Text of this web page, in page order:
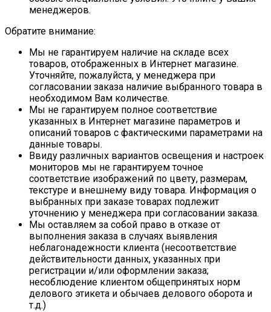
менеджеров.
Обратите внимание:
Мы не гарантируем наличие на складе всех
товаров, отображенных в Интернет магазине.
Уточняйте, пожалуйста, у менеджера при
согласовании заказа наличие выбранного товара в
необходимом Вам количестве.
Мы не гарантируем полное соответствие
указанных в Интернет магазине параметров и
описаний товаров с фактическими параметрами на
данные товары.
Ввиду различных вариантов освещения и настроек
мониторов мы не гарантируем точное
соответствие изображений по цвету, размерам,
текстуре и внешнему виду товара. Информация о
выбранных при заказе товарах подлежит
уточнению у менеджера при согласовании заказа.
Мы оставляем за собой право в отказе от
выполнения заказа в случаях выявления
неблагонадежности клиента (несоответствие
действительности данных, указанных при
регистрации и/или оформлении заказа;
несоблюдение клиентом общепринятых норм
делового этикета и обычаев делового оборота и
т.д.)